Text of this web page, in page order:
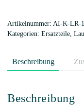
rechts
Federweg
Independence
Artikelnummer: AI-K-LR-
Kategorien: Ersatzteile
Beschreibung
Beschreibung